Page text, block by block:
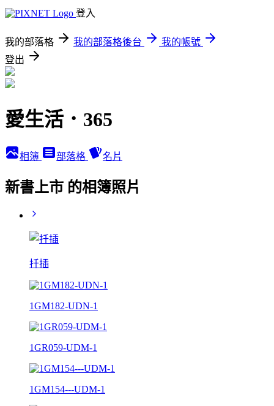
登入
我的部落格 我的部落格後台
我的帳號
登出
愛生活．365
相簿 部落格 名片
新書上市 的相簿照片
扦插
1GM182-UDN-1
1GR059-UDM-1
1GM154---UDM-1